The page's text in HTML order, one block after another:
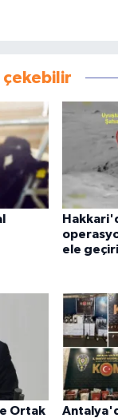
çekebilir
ele
Ortak